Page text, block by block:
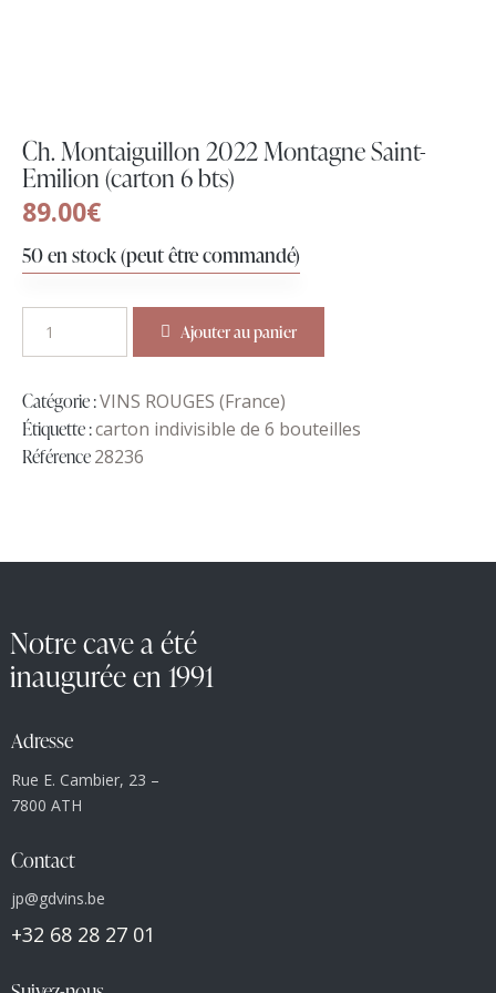
Ch. Montaiguillon 2022 Montagne Saint-
Emilion (carton 6 bts)
89.00€
50 en stock (peut être commandé)
Ajouter au panier
Catégorie :VINS ROUGES (France)
Étiquette :carton indivisible de 6 bouteilles
Référence28236
Notre cave a été
inaugurée en 1991
Adresse
Rue E. Cambier, 23 –
7800 ATH
Contact
jp@gdvins.be
+32 68 28 27 01